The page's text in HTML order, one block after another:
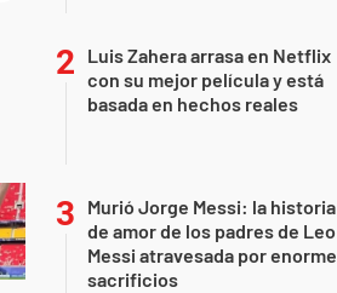
Luis Zahera arrasa en Netflix
con su mejor película y está
basada en hechos reales
Murió Jorge Messi: la historia
de amor de los padres de Leo
Messi atravesada por enorme
sacrificios